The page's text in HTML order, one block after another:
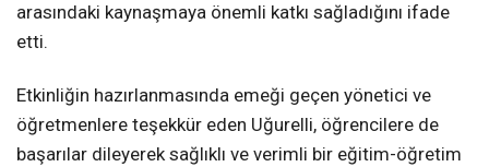
arasındaki kaynaşmaya önemli katkı sağladığını ifade
etti.
Etkinliğin hazırlanmasında emeği geçen yönetici ve
öğretmenlere teşekkür eden Uğurelli, öğrencilere de
başarılar dileyerek sağlıklı ve verimli bir eğitim-öğretim